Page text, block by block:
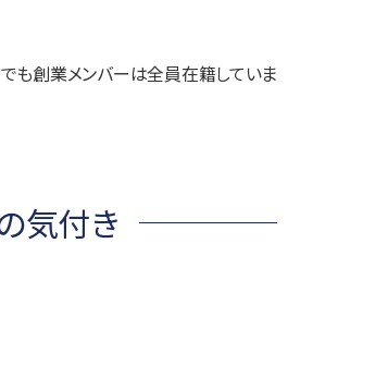
も創業メンバーは全員在籍していま
気付き